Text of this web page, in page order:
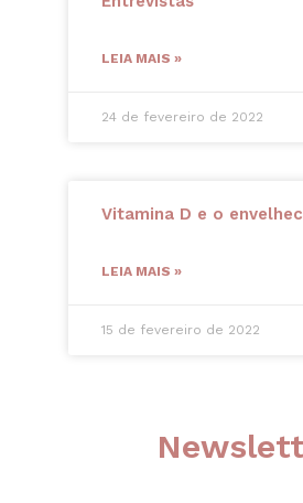
LEIA MAIS »
24 de fevereiro de 2022
Vitamina D e o
LEIA MAIS »
15 de fevereiro de 2022